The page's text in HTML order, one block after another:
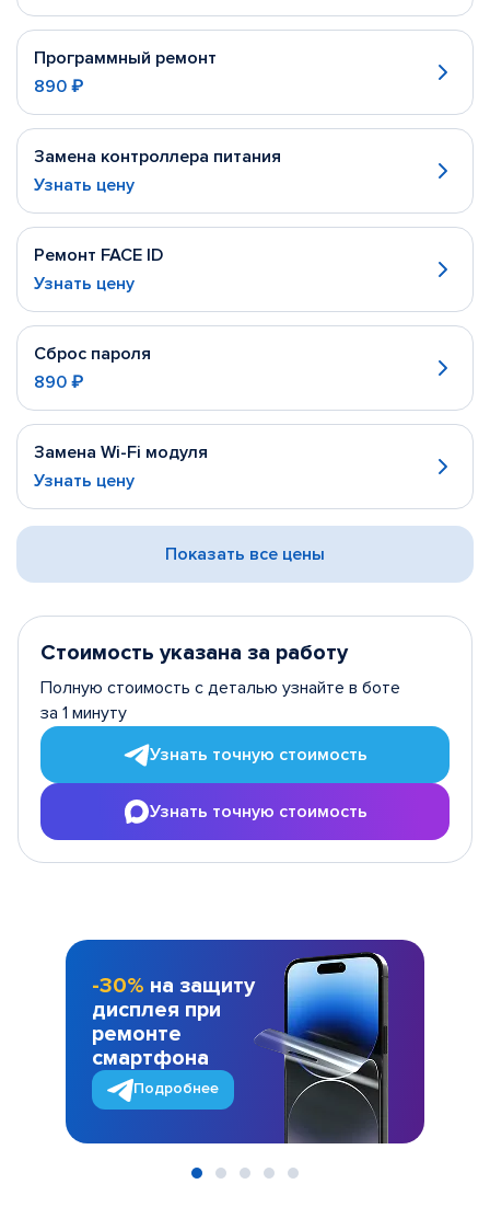
Программный ремонт
890 ₽
Замена контроллера питания
Узнать цену
Ремонт FACE ID
Узнать цену
Сброс пароля
890 ₽
Замена Wi-Fi модуля
Узнать цену
Показать все цены
Стоимость указана за работу
Полную стоимость с деталью узнайте в боте
за 1 минуту
Узнать точную стоимость
Узнать точную стоимость
-30% на защиту
дисплея при
ремонте
смартфона
Подробнее